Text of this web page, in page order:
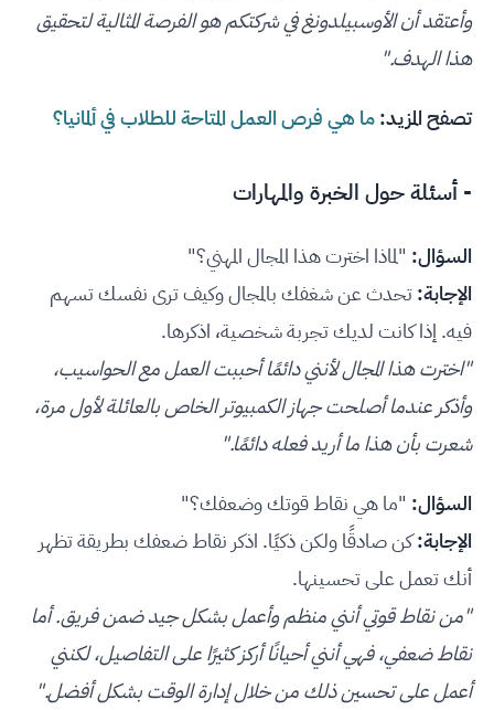
وأعتقد أن الأوسبيلدونغ في شركتكم هو الفرصة المثالية لتحقيق
هذا الهدف."
تصفح المزيد:ما هي فرص العمل المتاحة للطلاب في ألمانيا؟
- أسئلة حول الخبرة والمهارات
السؤال: "لماذا اخترت هذا المجال المهني؟"
الإجابة:تحدث عن شغفك بالمجال وكيف ترى نفسك تسهم
فيه. إذا كانت لديك تجربة شخصية، اذكرها.
"اخترت هذا المجال لأنني دائمًا أحببت العمل مع الحواسيب،
وأذكر عندما أصلحت جهاز الكمبيوتر الخاص بالعائلة لأول مرة،
شعرت بأن هذا ما أريد فعله دائمًا."
السؤال: "ما هي نقاط قوتك وضعفك؟"
الإجابة:كن صادقًا ولكن ذكيًا. اذكر نقاط ضعفك بطريقة تظهر
أنك تعمل على تحسينها.
"من نقاط قوتي أنني منظم وأعمل بشكل جيد ضمن فريق. أما
نقاط ضعفي، فهي أنني أحيانًا أركز كثيرًا على التفاصيل، لكنني
أعمل على تحسين ذلك من خلال إدارة الوقت بشكل أفضل."